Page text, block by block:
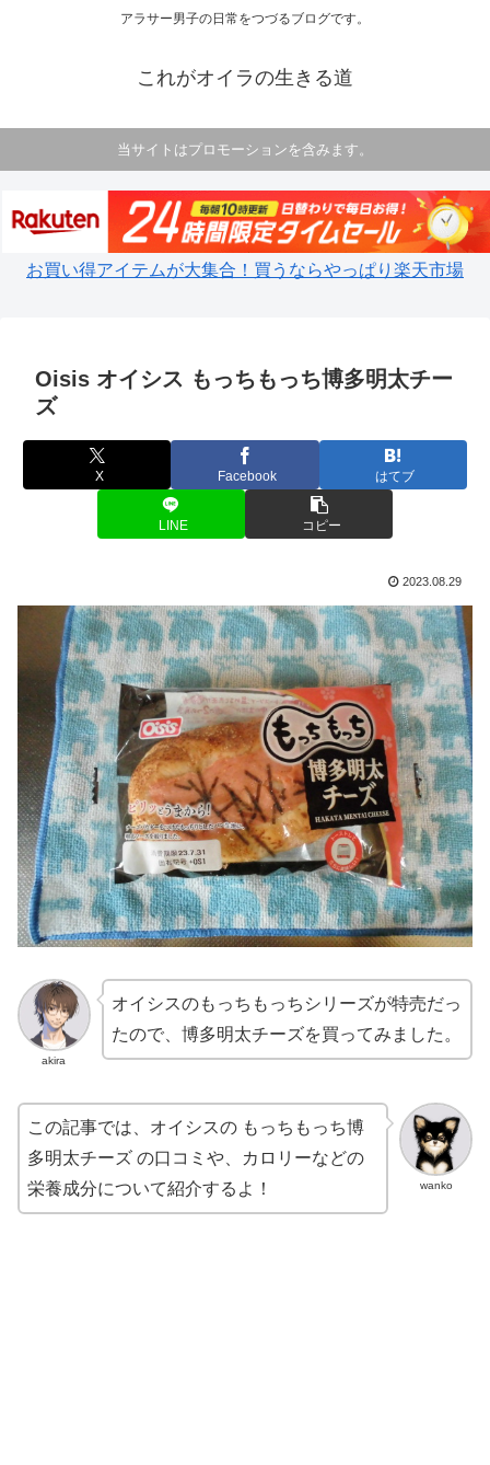
アラサー男子の日常をつづるブログです。
これがオイラの生きる道
当サイトはプロモーションを含みます。
お買い得アイテムが大集合！買うならやっぱり楽天市場
Oisis オイシス もっちもっち博多明太チー
ズ
X Facebook はてブ
LINE コピー
2023.08.29
akira
オイシスのもっちもっちシリーズが特売だっ
たので、博多明太チーズを買ってみました。
wanko
この記事では、オイシスの もっちもっち博
多明太チーズ の口コミや、カロリーなどの
栄養成分について紹介するよ！